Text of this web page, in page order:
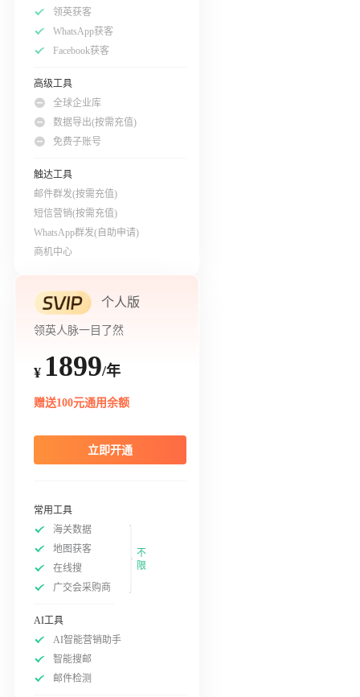
领英获客
WhatsApp获客
Facebook获客
高级工具
全球企业库
数据导出(按需充值)
免费子账号
触达工具
邮件群发(按需充值)
短信营销(按需充值)
WhatsApp群发(自助申请)
商机中心
个人版
领英人脉一目了然
¥ 1899/年
赠送100元通用余额
立即开通
常用工具
海关数据
地图获客
在线搜
广交会采购商
不
限
AI工具
AI智能营销助手
智能搜邮
邮件检测